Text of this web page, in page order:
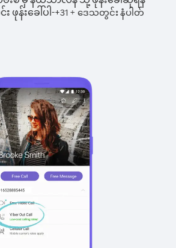
န်းခေါ်ပါ-+31+ ဒေသတွင်း နံပါတ်